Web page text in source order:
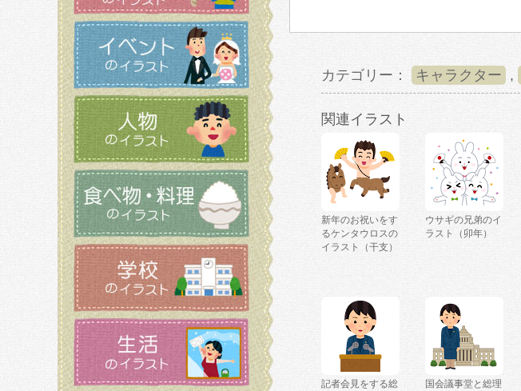
カテゴリー： キャラクター ,
関連イラスト
新年のお祝いをす
るケンタウロスの
イラスト（干支）
ウサギの兄弟のイ
ラスト（卯年）
記者会見をする総
国会議事堂と総理